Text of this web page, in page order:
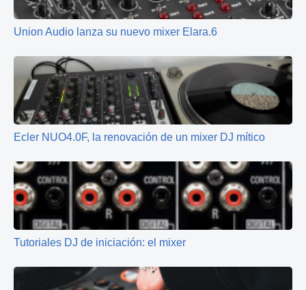
Union Audio lanza su nuevo mixer Elara.6
Ecler NUO4.0F, la renovación de un mixer DJ mítico
Tutoriales DJ de iniciación: el mixer